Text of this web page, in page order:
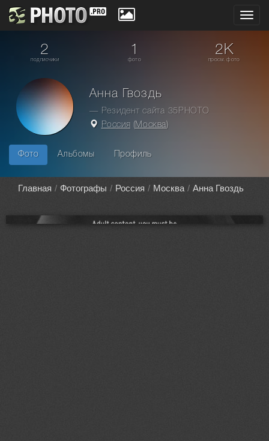
2
подписчики
1
фото
2K
просм. фото
Анна Гвоздь
— Резидент сайта 35PHOTO
Россия (Москва)
Фото Альбомы Профиль
Главная Фотографы Россия Москва Анна Гвоздь